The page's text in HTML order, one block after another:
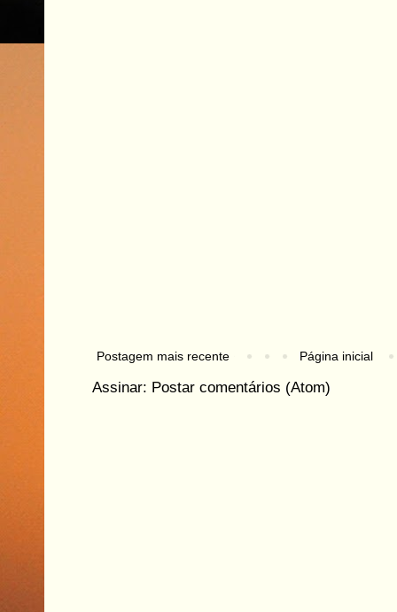
Postagem mais recente Página inicial
Assinar: Postar comentários (Atom)